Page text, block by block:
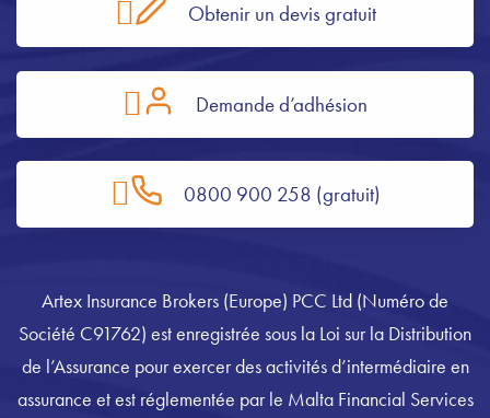
Obtenir un devis gratuit
Demande d’adhésion
0800 900 258 (gratuit)
Artex Insurance Brokers (Europe) PCC Ltd (Numéro de
Société C91762) est enregistrée sous la Loi sur la Distribution
de l’Assurance pour exercer des activités d’intermédiaire en
assurance et est réglementée par le Malta Financial Services